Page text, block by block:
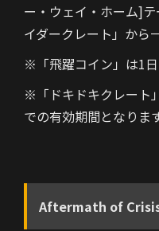
ー・ウェイ・ホーム]
イダークレート」から
※「飛躍コイン」は1
※「ドキドキクレート
での有効期間となります
Aftermath of